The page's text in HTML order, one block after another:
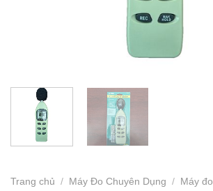
Trang chủ / Máy Đo Chuyên Dụng / Máy